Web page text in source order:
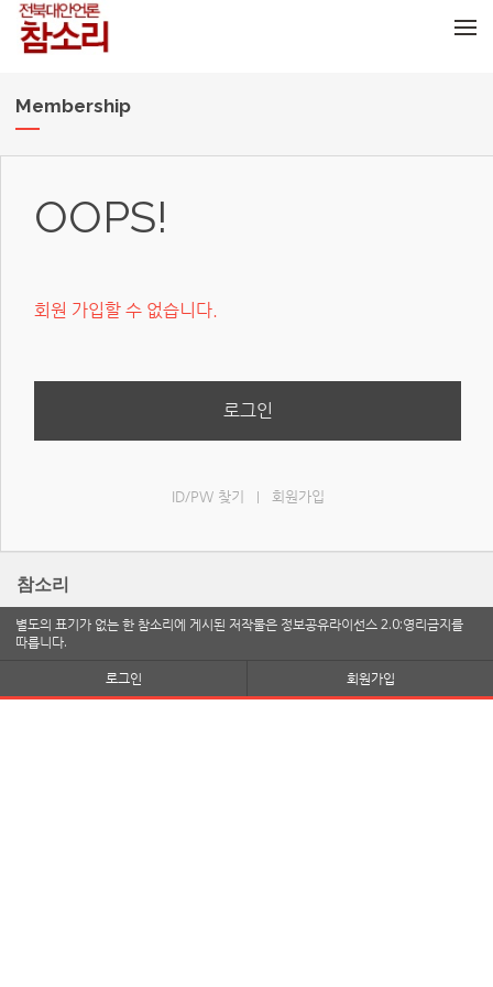
Membership
OOPS!
회원 가입할 수 없습니다.
로그인
ID/PW 찾기 회원가입
참소리
별도의 표기가 없는 한 참소리에 게시된 저작물은 정보공유라이선스 2.0:영리금지를
따릅니다.
로그인
회원가입